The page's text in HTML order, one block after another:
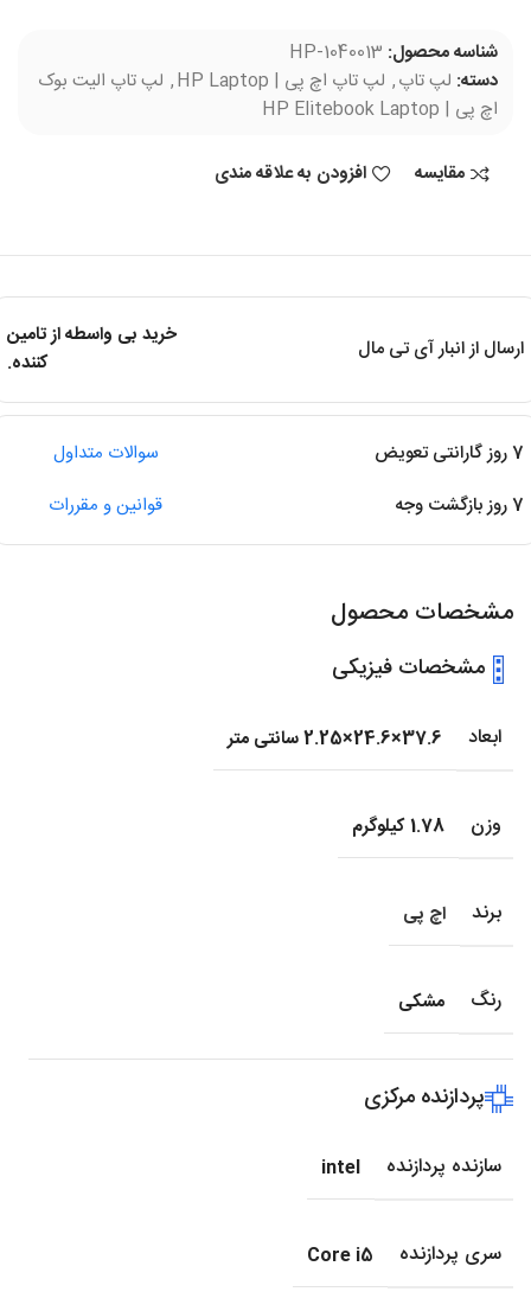
شناسه محصول: HP-1040013
دسته: لپ تاپ, لپ تاپ اچ پی | HP Laptop , لپ تاپ الیت بوک
اچ پی | HP Elitebook Laptop
مقایسه افزودن به علاقه مندی
ارسال از انبار آی تی مال
خرید بی واسطه از تامین
کننده.
7 روز گارانتی تعویض
سوالات متداول
7 روز بازگشت وجه
قوانین و مقررات
مشخصات محصول
مشخصات فیزیکی
ابعاد 37.6×24.6×2.25 سانتی متر
وزن 1.78 کیلوگرم
برند اچ پی
رنگ مشکی
پردازنده مرکزی
سازنده پردازنده intel
سری پردازنده Core i5